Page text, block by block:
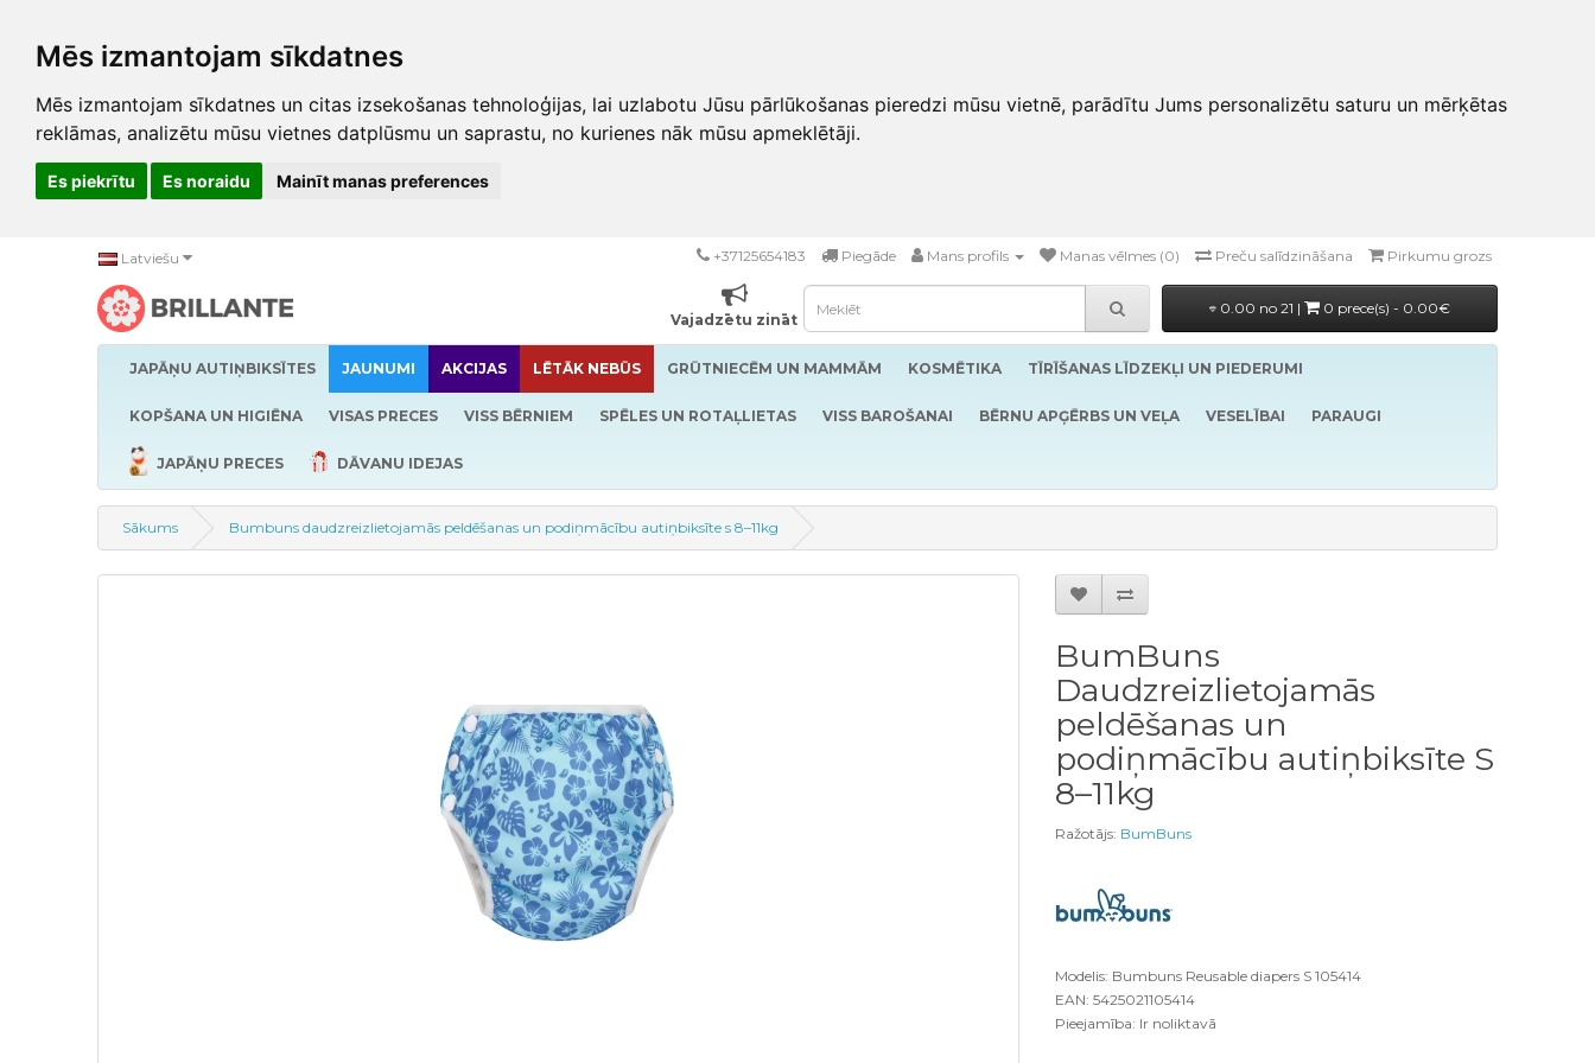
Mēs izmantojam sīkdatnes
Mēs izmantojam sīkdatnes un citas izsekošanas tehnoloģijas, lai uzlabotu Jūsu pārlūkošanas pieredzi mūsu vietnē, parādītu Jums personalizētu saturu un mērķētas
reklāmas, analizētu mūsu vietnes datplūsmu un saprastu, no kurienes nāk mūsu apmeklētāji.
Es piekrītu Es noraidu Mainīt manas preferences
Latviešu +37125654183 Piegāde Mans profils Manas vēlmes (0) Preču salīdzināšana Pirkumu grozs
Vajadzētu zināt
0.00 no 21 | 0 prece(s) - 0.00€
JAPĀŅU AUTIŅBIKSĪTES JAUNUMI AKCIJAS LĒTĀK NEBŪS GRŪTNIECĒM UN MAMMĀM KOSMĒTIKA TĪRĪŠANAS LĪDZEKĻI UN PIEDERUMI
KOPŠANA UN HIGIĒNA VISAS PRECES VISS BĒRNIEM SPĒLES UN ROTAĻLIETAS VISS BAROŠANAI BĒRNU APĢĒRBS UN VEĻA VESELĪBAI PARAUGI
JAPĀŅU PRECES DĀVANU IDEJAS
Sākums Bumbuns daudzreizlietojamās peldēšanas un podiņmācību autiņbiksīte s 8–11kg
BumBuns
Daudzreizlietojamās
peldēšanas un
podiņmācību autiņbiksīte S
8–11kg
Ražotājs: BumBuns
Modelis: Bumbuns Reusable diapers S 105414
EAN: 5425021105414
Pieejamība: Ir noliktavā